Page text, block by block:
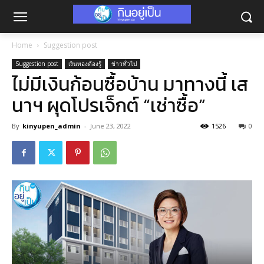
Home Suggestion post
Suggestion post เงินทองต้องรู้ ข่าวทั่วไป
ไม่มีเงินก้อนซื้อบ้าน มาทางนี้ เส
นาฯ ผุดโปรเจ็กต์ “เช่าซื้อ”
By kinyupen_admin - June 23, 2022 0
1526